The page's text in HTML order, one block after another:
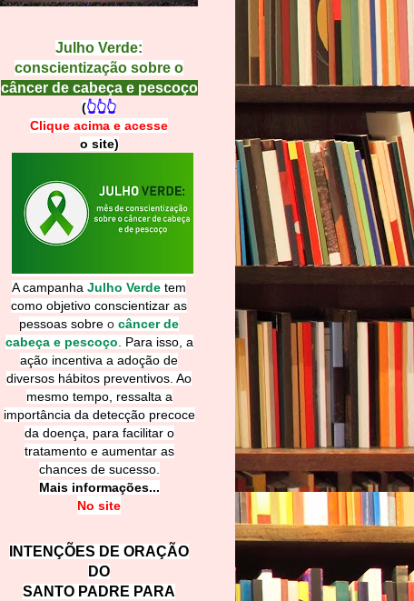
Julho Verde:
conscientização sobre o
câncer de cabeça e pescoço
(👆👆👆
Clique acima e acesse
o site)
A campanha Julho Verde tem
como objetivo conscientizar as
pessoas sobre o câncer de
cabeça e pescoço
Para isso, a
ação incentiva a adoção de
diversos hábitos preventivos. Ao
mesmo tempo, ressalta a
importância da detecção precoce
da doença, para facilitar o
tratamento e aumentar as
chances de sucesso.
Mais informações...
No site
INTENÇÕES DE ORAÇÃO
DO
SANTO PADRE PARA